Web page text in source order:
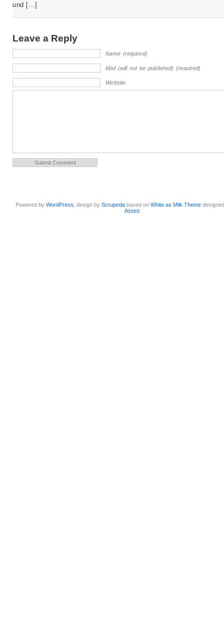
und […]
Leave a Reply
Name (required)
Mail (will not be published) (required)
Website
Powered byWordPress , design byScrupeda based onWhite as Milk Theme
Azeez